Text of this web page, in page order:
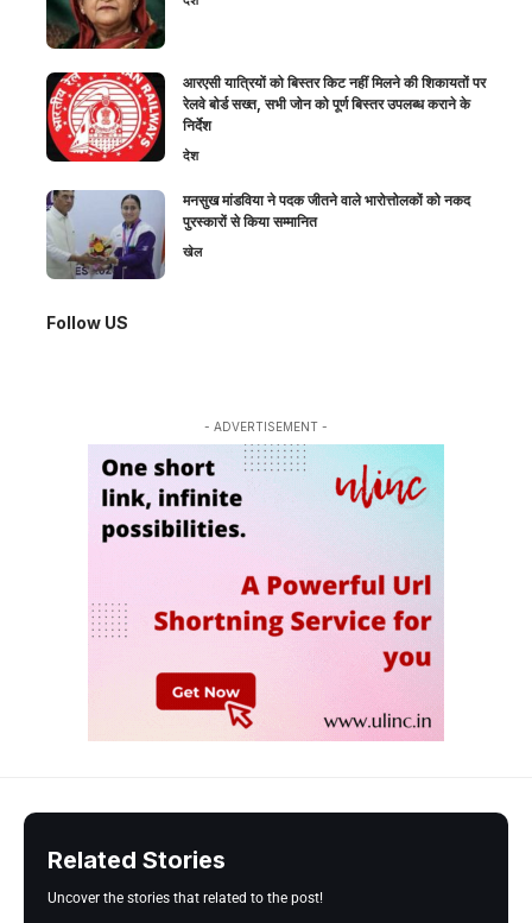
आरएसी यात्रियों को बिस्तर किट नहीं मिलने की शिकायतों पर
रेलवे बोर्ड सख्त, सभी जोन को पूर्ण बिस्तर उपलब्ध कराने के
निर्देश
देश
मनसुख मांडविया ने पदक जीतने वाले भारोत्तोलकों को नकद
पुरस्कारों से किया सम्मानित
खेल
Follow US
- ADVERTISEMENT -
Related Stories
Uncover the stories that related to the post!